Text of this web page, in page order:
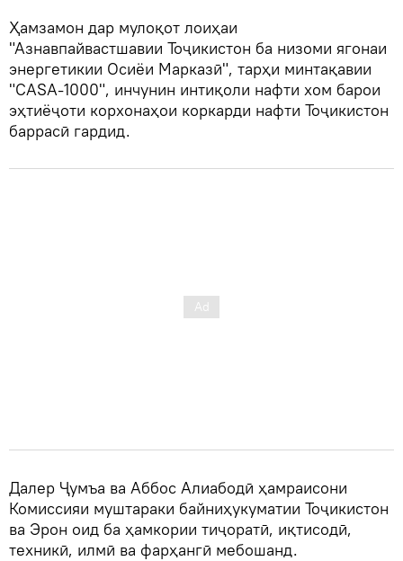
Ҳамзамон дар мулоқот лоиҳаи
"Азнавпайвастшавии Тоҷикистон ба низоми ягонаи
энергетикии Осиёи Марказӣ", тарҳи минтақавии
"САSA-1000", инчунин интиқоли нафти хом барои
эҳтиёҷоти корхонаҳои коркарди нафти Тоҷикистон
баррасӣ гардид.
Далер Ҷумъа ва Аббос Алиабодӣ ҳамраисони
Комиссияи муштараки байниҳукуматии Тоҷикистон
ва Эрон оид ба ҳамкории тиҷоратӣ, иқтисодӣ,
техникӣ, илмӣ ва фарҳангӣ мебошанд.